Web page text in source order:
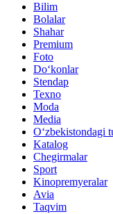
Bilim
Bolalar
Shahar
Premium
Foto
Do‘konlar
Stendap
Texno
Moda
Media
O‘zbekistondagi
Katalog
Chegirmalar
Sport
Kinopremyeralar
Avia
Taqvim